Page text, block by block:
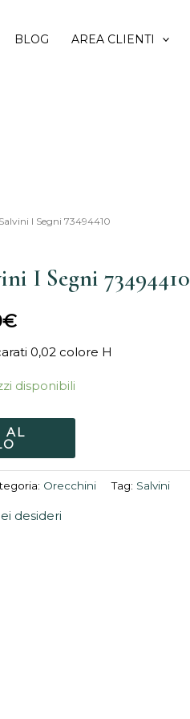
BLOG AREA CLIENTI
I Segni 73494410
I Segni 73494410
€
Il
attuale
è:
240,00€.
0,02 colore H
disponibili
AL
Orecchini Tag: Salvini
desideri